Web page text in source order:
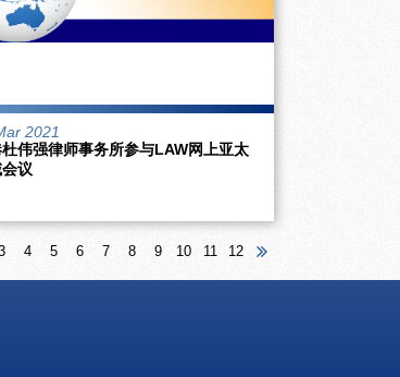
2021
伟强律师事务所参与LAW网上亚太
议
4 5 6 7 8 9 10 11 12